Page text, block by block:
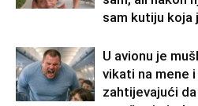
sam kutiju koja
U avionu je
vikati na mene
zahtijevajući